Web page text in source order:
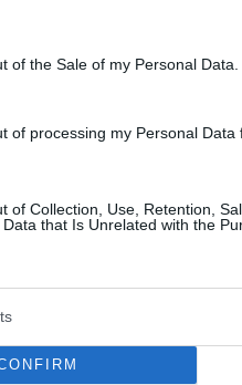
of the Sale of my Personal Data.
of processing my Personal Data
of Collection, Use, Retention,
that Is Unrelated with the